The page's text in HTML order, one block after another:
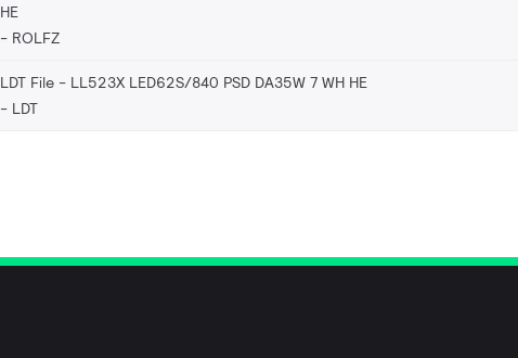
HE
ROLFZ
LDT File - LL523X LED62S/840 PSD DA35W 7 WH HE
LDT